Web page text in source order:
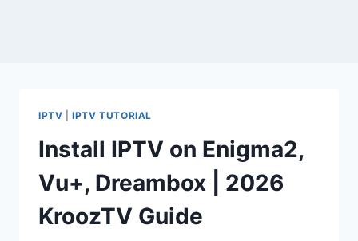
IPTV |IPTV TUTORIAL
Install IPTV on Enigma2,
Vu+, Dreambox | 2026
KroozTV Guide